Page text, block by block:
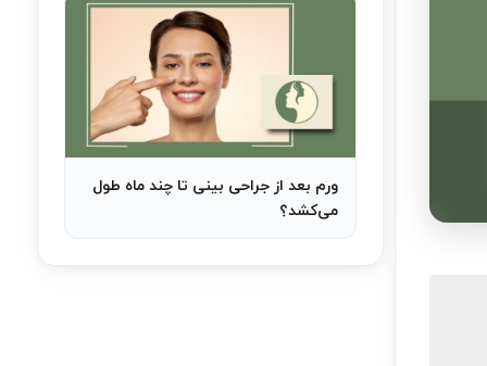
ورم بعد از جراحی بینی تا چند ماه طول
می‌کشد؟